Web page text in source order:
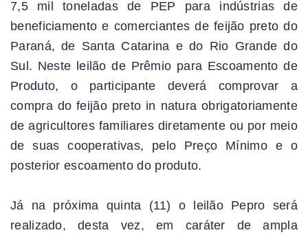
7,5 mil toneladas de PEP para indústrias de
beneficiamento e comerciantes de feijão preto do
Paraná, de Santa Catarina e do Rio Grande do
Sul. Neste leilão de Prêmio para Escoamento de
Produto, o participante deverá comprovar a
compra do feijão preto in natura obrigatoriamente
de agricultores familiares diretamente ou por meio
de suas cooperativas, pelo Preço Mínimo e o
posterior escoamento do produto.
Já na próxima quinta (11) o leilão Pepro será
realizado, desta vez, em caráter de ampla